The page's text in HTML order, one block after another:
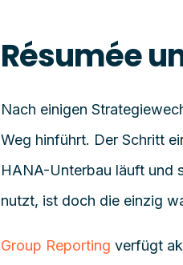
Résumée
Nach einigen
Weg hinführt. Der Schritt
HANA-Unterbau läuft und
nutzt, ist doch die einzig
Group Reporting verfügt